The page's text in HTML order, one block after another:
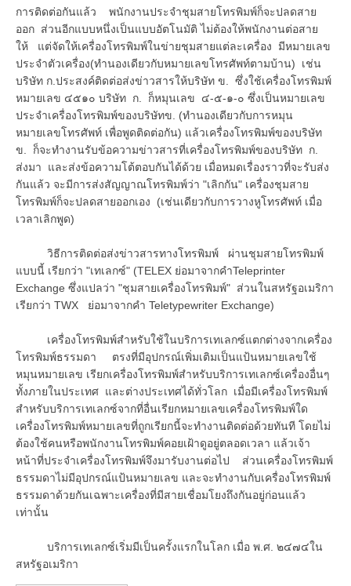
การติดต่อกันแล้ว พนักงานประจำชุมสายโทรพิมพ์ก็จะปลดสาย
ออก ส่วนอีกแบบหนึ่งเป็นแบบอัตโนมัติ ไม่ต้องให้พนักงานต่อสาย
ให้ แต่จัดให้เครื่องโทรพิมพ์ในข่ายชุมสายแต่ละเครื่อง มีหมายเลข
ประจำตัวเครื่อง(ทำนองเดียวกับหมายเลขโทรศัพท์ตามบ้าน) เช่น
บริษัท ก.ประสงค์ติดต่อส่งข่าวสารให้บริษัท ข. ซึ่งใช้เครื่องโทรพิมพ์
หมายเลข ๔๕๑๐ บริษัท ก. ก็หมุนเลข ๔-๕-๑-๐ ซึ่งเป็นหมายเลข
ประจำเครื่องโทรพิมพ์ของบริษัทข. (ทำนองเดียวกับการหมุน
หมายเลขโทรศัพท์ เพื่อพูดติดต่อกัน) แล้วเครื่องโทรพิมพ์ของบริษัท
ข. ก็จะทำงานรับข้อความข่าวสารที่เครื่องโทรพิมพ์ของบริษัท ก.
ส่งมา และส่งข้อความโต้ตอบกันได้ด้วย เมื่อหมดเรื่องราวที่จะรับส่ง
กันแล้ว จะมีการส่งสัญญาณโทรพิมพ์ว่า "เลิกกัน" เครื่องชุมสาย
โทรพิมพ์ก็จะปลดสายออกเอง (เช่นเดียวกับการวางหูโทรศัพท์ เมื่อ
เวลาเลิกพูด)
วิธีการติดต่อส่งข่าวสารทางโทรพิมพ์ ผ่านชุมสายโทรพิมพ์
แบบนี้ เรียกว่า "เทเลกซ์" (TELEX ย่อมาจากคำTeleprinter
Exchange ซึ่งแปลว่า "ชุมสายเครื่องโทรพิมพ์" ส่วนในสหรัฐอเมริกา
เรียกว่า TWX ย่อมาจากคำ Teletypewriter Exchange)
เครื่องโทรพิมพ์สำหรับใช้ในบริการเทเลกซ์แตกต่างจากเครื่อง
โทรพิมพ์ธรรมดา ตรงที่มีอุปกรณ์เพิ่มเติมเป็นแป้นหมายเลขใช้
หมุนหมายเลข เรียกเครื่องโทรพิมพ์สำหรับบริการเทเลกซ์เครื่องอื่นๆ
ทั้งภายในประเทศ และต่างประเทศได้ทั่วโลก เมื่อมีเครื่องโทรพิมพ์
สำหรับบริการเทเลกซ์จากที่อื่นเรียกหมายเลขเครื่องโทรพิมพ์ใด
เครื่องโทรพิมพ์หมายเลขที่ถูกเรียกนี้จะทำงานติดต่อด้วยทันที โดยไม่
ต้องใช้คนหรือพนักงานโทรพิมพ์คอยเฝ้าดูอยู่ตลอดเวลา แล้วเจ้า
หน้าที่ประจำเครื่องโทรพิมพ์จึงมารับงานต่อไป ส่วนเครื่องโทรพิมพ์
ธรรมดาไม่มีอุปกรณ์แป้นหมายเลข และจะทำงานกับเครื่องโทรพิมพ์
ธรรมดาด้วยกันเฉพาะเครื่องที่มีสายเชื่อมโยงถึงกันอยู่ก่อนแล้ว
เท่านั้น
บริการเทเลกซ์เริ่มมีเป็นครั้งแรกในโลก เมื่อ พ.ศ. ๒๔๗๔ใน
สหรัฐอเมริกา